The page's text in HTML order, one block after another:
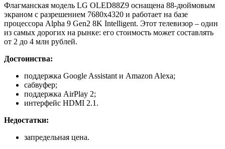
Флагманская модель LG OLED88Z9 оснащена 88-дюймовым
экраном с разрешением 7680х4320 и работает на базе
процессора Alpha 9 Gen2 8K Intelligent. Этот телевизор – один
из самых дорогих на рынке: его стоимость может составлять
от 2 до 4 млн рублей.
Достоинства:
поддержка Google Assistant и Amazon Alexa;
сабвуфер;
поддержка AirPlay 2;
интерфейс HDMI 2.1.
Недостатки:
запредельная цена.